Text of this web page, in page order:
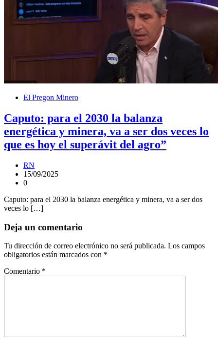
El Pregon Minero
Caputo: para el 2030 la balanza
energética y minera, va a ser dos veces lo
que es hoy el superávit del agro”
RN
15/09/2025
0
Caputo: para el 2030 la balanza energética y minera, va a ser dos
veces lo […]
Deja un comentario
Tu dirección de correo electrónico no será publicada. Los campos
obligatorios están marcados con *
Comentario *